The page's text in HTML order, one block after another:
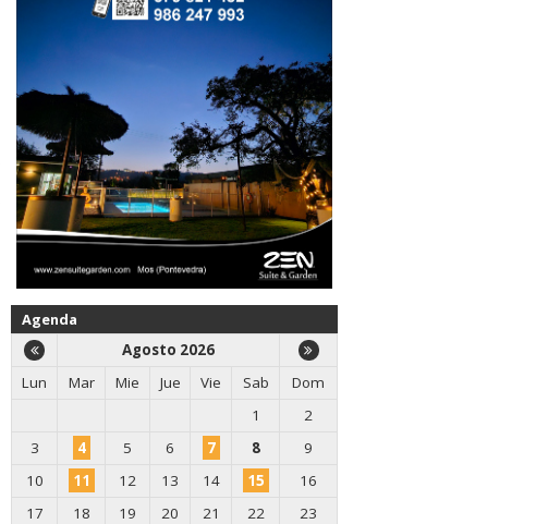
Agenda
Agosto 2026
Lun
Mar Mie Jue Vie Sab
Dom
1
2
3
4 5 6 7 8
9
10
11 12 13 14 15
16
17
18 19 20 21 22
23